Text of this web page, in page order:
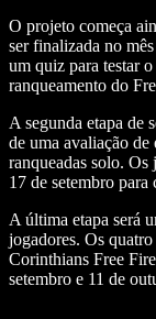
O projeto começa
ser finalizada no
um quiz para testar
ranqueamento do
A segunda etapa de
de uma avaliação de
ranqueadas solo. Os
17 de setembro para
A última etapa será
jogadores. Os
Corinthians Free
setembro e 11 de